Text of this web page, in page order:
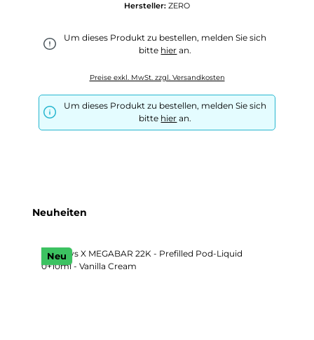
Hersteller: ZERO
Um dieses Produkt zu bestellen, melden Sie sich
bitte hier an.
Preise exkl. MwSt. zzgl. Versandkosten
Um dieses Produkt zu bestellen, melden Sie sich
bitte hier an.
Produktgalerie überspringen
Neuheiten
Neu